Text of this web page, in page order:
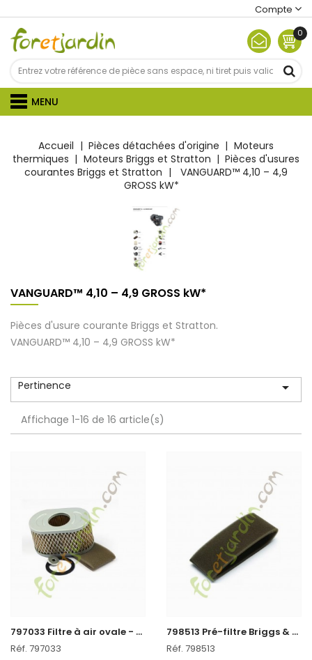
Compte
0
MENU
Accueil Pièces détachées d'origine
Moteurs
thermiques
Moteurs Briggs et Stratton
Pièces d'usures
courantes Briggs et Stratton
VANGUARD™ 4,10 – 4,9
GROSS kW*
VANGUARD™ 4,10 – 4,9 GROSS kW*
Pièces d'usure courante Briggs et Stratton.
VANGUARD™ 4,10 – 4,9 GROSS kW*
Pertinence 
Affichage 1-16 de 16 article(s)
7
97033 Filtre à air ovale - Briggs & Stratton
Réf. 797033
7
98513 Pré-filtre Briggs & Stratton
Réf. 798513